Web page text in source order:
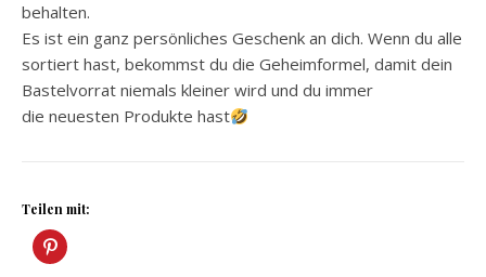
behalten.
Es ist ein ganz persönliches Geschenk an dich. Wenn du alle
sortiert hast, bekommst du die Geheimformel, damit dein
Bastelvorrat niemals kleiner wird und du immer
die neuesten Produkte hast
Teilen mit: